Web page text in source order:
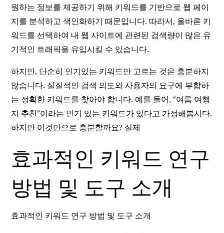
원하는 정보를 제공하기 위해 키워드를 기반으로 웹 페이
지를 분석하고 색인화하기 때문입니다. 따라서, 올바른 키
워드를 선택하여 내 웹 사이트에 관련된 검색량이 많은 유
기적인 트래픽을 유입시킬 수 있습니다.
하지만, 단순히 인기있는 키워드만 고르는 것은 충분하지
않습니다. 실질적인 검색 의도와 사용자의 요구에 부합하
는 정확한 키워드를 찾아야 합니다. 예를 들어, “여름 여행
지 추천”이라는 인기 있는 키워드가 있다고 가정해봅시다.
하지만 이것만으로 충분할까요? 실제
효과적인 키워드 연구
방법 및 도구 소개
효과적인 키워드 연구 방법 및 도구 소개